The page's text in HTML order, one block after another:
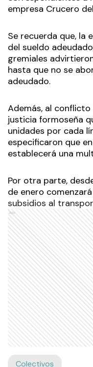
empresa Crucero
Se recuerda que, la
del sueldo
gremiales
hasta que no se
adeudado.
Además, al
justicia formoseña
unidades por cada
especificaron que
establecerá una
Por otra parte,
de enero
subsidios al
Ads
Colectivos